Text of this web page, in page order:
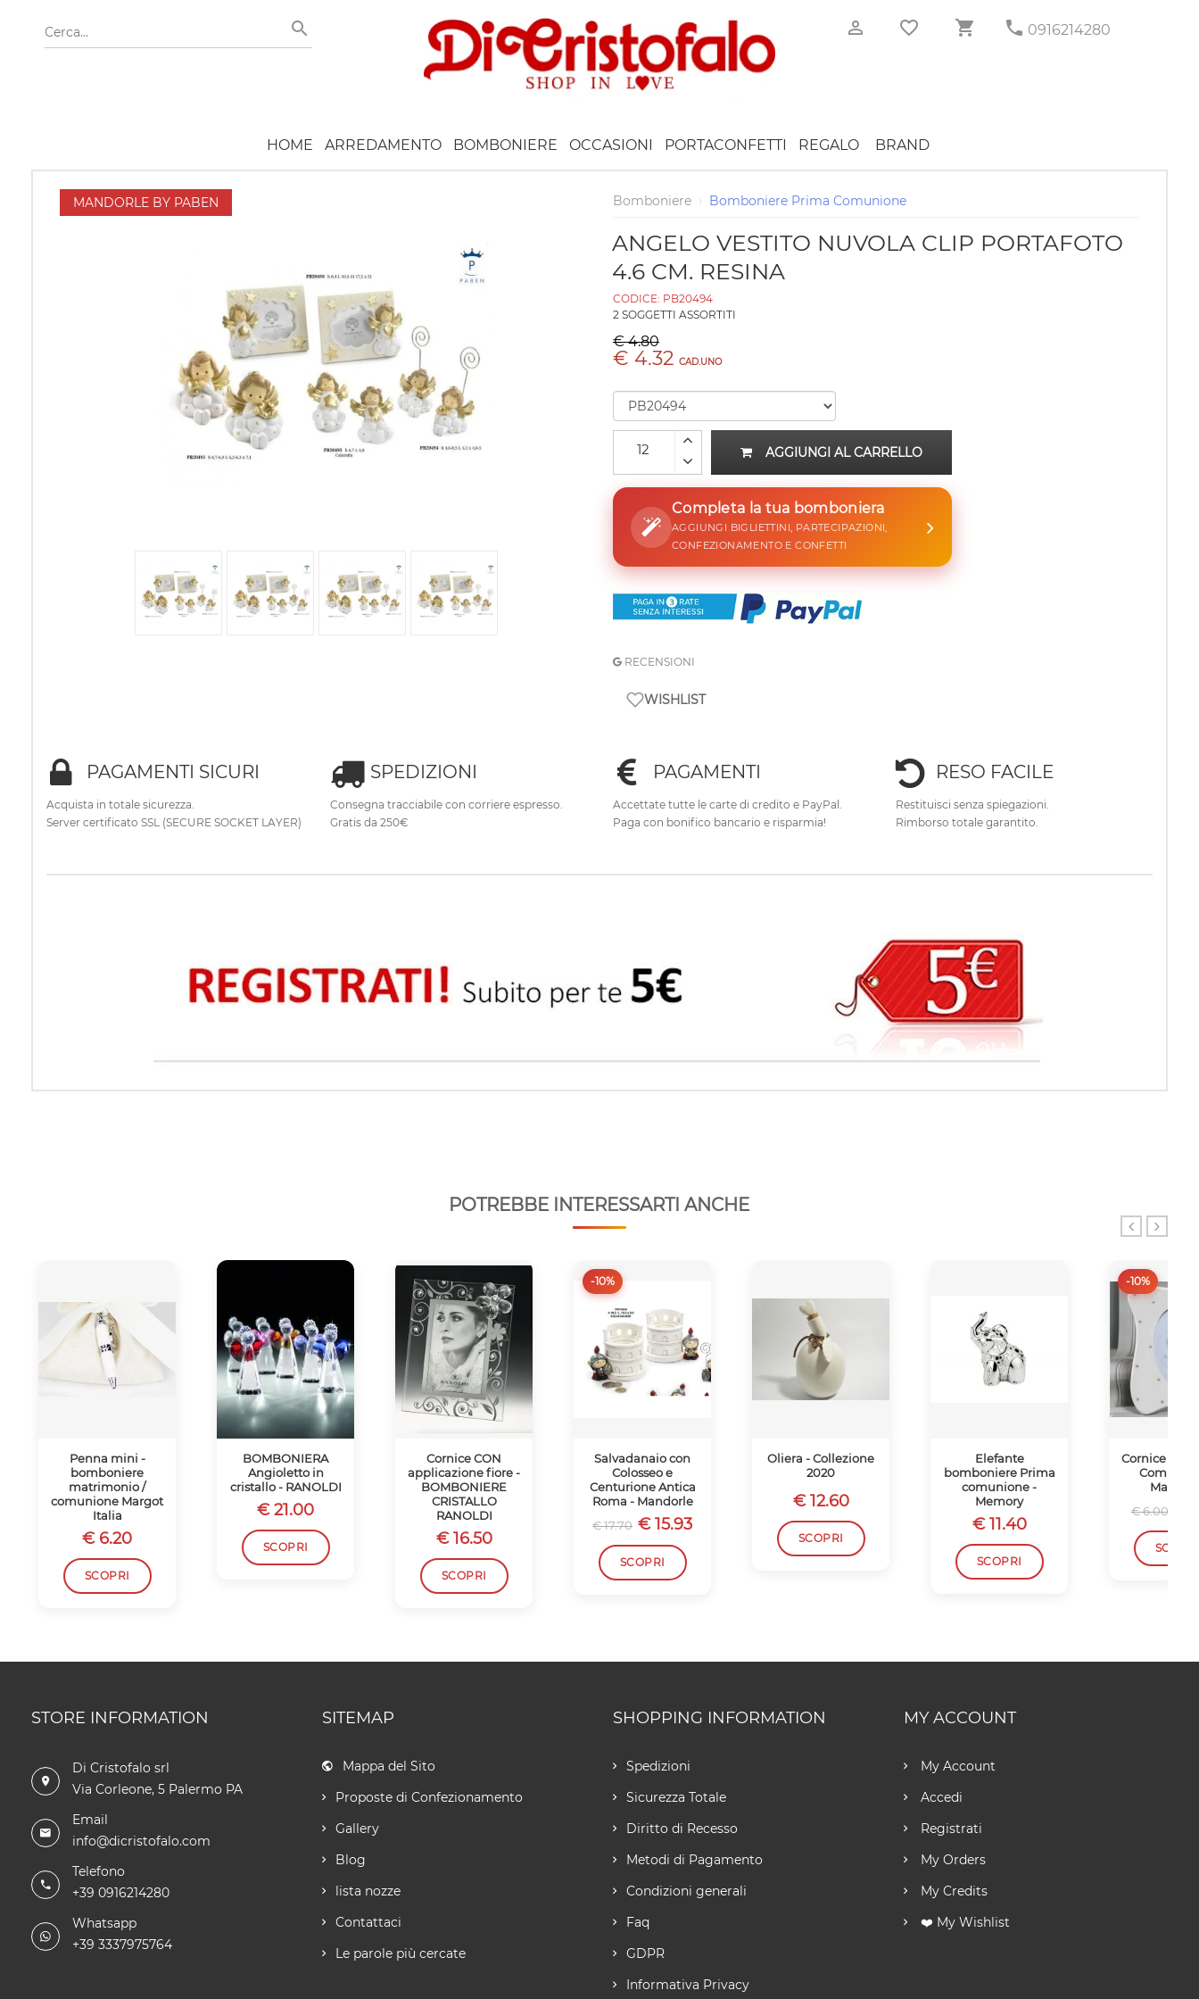
0916214280
HOME ARREDAMENTO BOMBONIERE OCCASIONI PORTACONFETTI REGALO BRAND
MANDORLE BY PABEN Bomboniere › Bomboniere Prima Comunione
ANGELO VESTITO NUVOLA CLIP PORTAFOTO
4.6 CM. RESINA
CODICE: PB20494
2 SOGGETTI ASSORTITI
€ 4.80
€ 4.32 CAD.UNO
AGGIUNGI AL CARRELLO
Completa la tua bomboniera
AGGIUNGI BIGLIETTINI, PARTECIPAZIONI,
CONFEZIONAMENTO E CONFETTI
RECENSIONI
WISHLIST
PAGAMENTI SICURI
Acquista in totale sicurezza.
Server certificato SSL (SECURE SOCKET LAYER)
SPEDIZIONI
Consegna tracciabile con corriere espresso.
Gratis da 250€
PAGAMENTI
Accettate tutte le carte di credito e PayPal.
Paga con bonifico bancario e risparmia!
RESO FACILE
Restituisci senza spiegazioni.
Rimborso totale garantito.
POTREBBE INTERESSARTI ANCHE
Penna mini -
bomboniere
matrimonio /
comunione Margot
Italia
€ 6.20
SCOPRI
BOMBONIERA
Angioletto in
cristallo - RANOLDI
€ 21.00
SCOPRI
Cornice CON
applicazione fiore -
BOMBONIERE
CRISTALLO
RANOLDI
€ 16.50
SCOPRI
-10%
Salvadanaio con
Colosseo e
Centurione Antica
Roma - Mandorle
€ 17.70 € 15.93
SCOPRI
Oliera - Collezione
2020
€ 12.60
SCOPRI
Elefante
bomboniere Prima
comunione -
Memory
€ 11.40
SCOPRI
-10%
Cornice con
€ 6.00
STORE INFORMATION
Di Cristofalo srl
Via Corleone, 5 Palermo PA
Email
info@dicristofalo.com
Telefono
+39 0916214280
Whatsapp
+39 3337975764
SITEMAP
Mappa del Sito
Proposte di Confezionamento
Gallery
Blog
lista nozze
Contattaci
Le parole più cercate
SHOPPING INFORMATION
Spedizioni
Sicurezza Totale
Diritto di Recesso
Metodi di Pagamento
Condizioni generali
Faq
GDPR
Informativa Privacy
MY ACCOUNT
My Account
Accedi
Registrati
My Orders
My Credits
❤️ My Wishlist